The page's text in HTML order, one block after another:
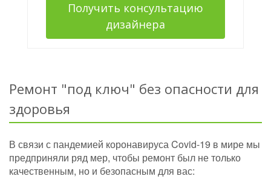
Получить консультацию
дизайнера
Ремонт "под ключ" без опасности для
здоровья
В связи с пандемией коронавируса Covid-19 в мире мы
предприняли ряд мер, чтобы ремонт был не только
качественным, но и безопасным для вас: